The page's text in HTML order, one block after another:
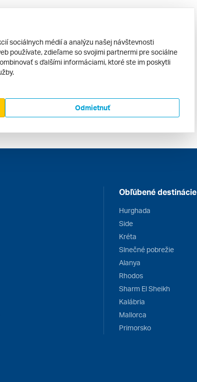
Obľúbené destinácie
Hurghada
Side
Kréta
Slnečné pobrežie
Alanya
Rhodos
Sharm El Sheikh
Kalábria
Mallorca
Primorsko
sociálnych médií a analýzu našej návštevnosti
používate, zdieľame so svojimi partnermi pre sociálne
s ďalšími informáciami, ktoré ste im poskytli
Odmietnuť